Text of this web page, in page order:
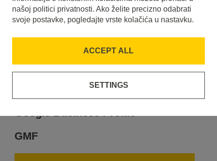
A C
S T U V W X Y Z
Google Business Profile
GMF
našoj politici privatnosti. Ako želite precizno odabrati
svoje postavke, pogledajte vrste kolačića u nastavku.
ACCEPT ALL
SETTINGS